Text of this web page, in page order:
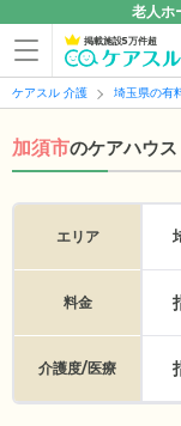
老人ホ
掲載施設5万件超
ケアスル 介護 埼玉県の有
加須市のケアハウス
エリア
料金
介護度/医療